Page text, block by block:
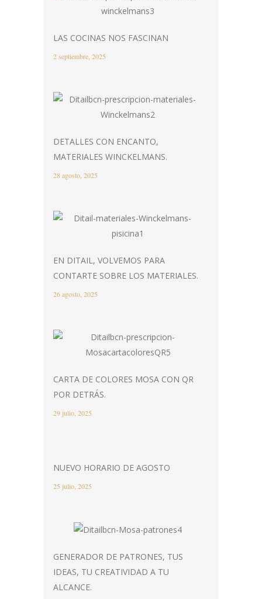
LAS COCINAS NOS FASCINAN
2 septiembre, 2025
DETALLES CON ENCANTO,
MATERIALES WINCKELMANS.
28 agosto, 2025
EN DITAIL, VOLVEMOS PARA
CONTARTE SOBRE LOS MATERIALES.
26 agosto, 2025
CARTA DE COLORES MOSA CON QR
POR DETRÁS.
29 julio, 2025
NUEVO HORARIO DE AGOSTO
25 julio, 2025
GENERADOR DE PATRONES, TUS
IDEAS, TU CREATIVIDAD A TU
ALCANCE.